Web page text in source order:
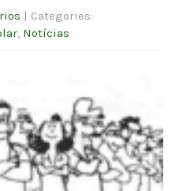
| Categories:
Notícias